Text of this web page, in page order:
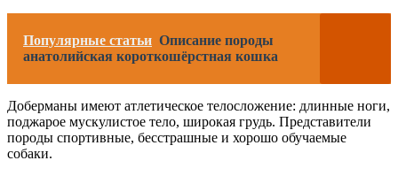
Популярные статьи Описание породы
анатолийская короткошёрстная кошка
Доберманы имеют атлетическое телосложение: длинные ноги,
поджарое мускулистое тело, широкая грудь. Представители
породы спортивные, бесстрашные и хорошо обучаемые
собаки.